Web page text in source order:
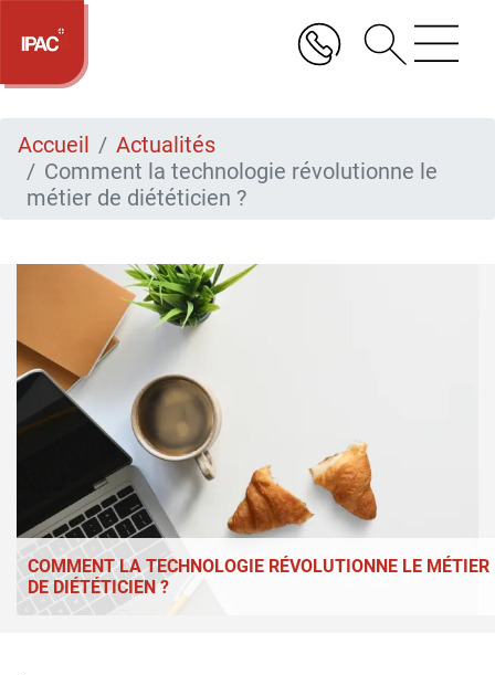
Aller
contenu
Accueil
Actualités
Comment la technologie révolutionne le
métier de diététicien ?
COMMENT LA TECHNOLOGIE RÉVOLUTIONNE LE MÉTIER
DE DIÉTÉTICIEN ?